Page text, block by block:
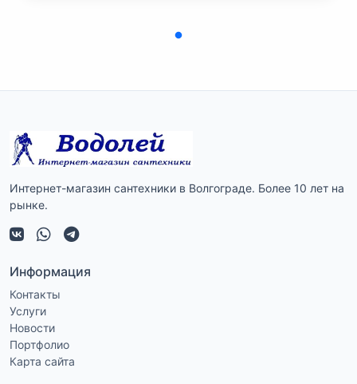
Интернет-магазин сантехники в Волгограде. Более 10 лет на
рынке.
Информация
Контакты
Услуги
Новости
Портфолио
Карта сайта